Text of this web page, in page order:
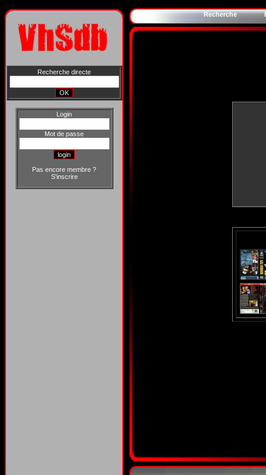
Recherche directe
Login
Mot de passe
Pas encore membre ?
S'inscrire
Recherche